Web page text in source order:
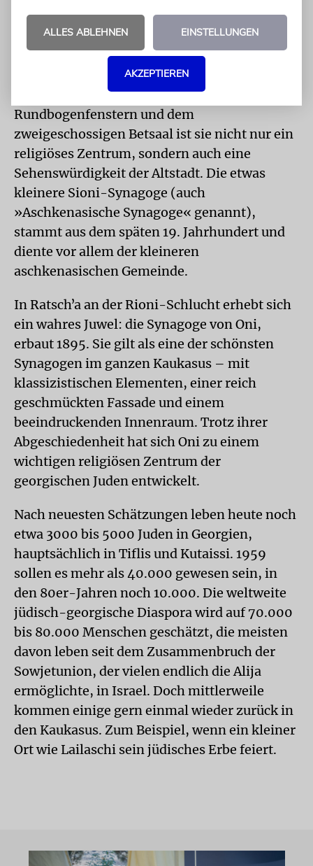
zwei bedeutende Gotteshäuser: die Große
Synagoge von Tiflis an der Kote-Afkhazi-
Straße, errichtet zwischen 1903 und 1910 von
eingewanderten Juden aus Racha im Westen.
Mit ihrer markanten Backsteinfassade, den
Rundbogenfenstern und dem
zweigeschossigen Betsaal ist sie nicht nur ein
religiöses Zentrum, sondern auch eine
Sehenswürdigkeit der Altstadt. Die etwas
kleinere Sioni-Synagoge (auch
»Aschkenasische Synagoge« genannt),
stammt aus dem späten 19. Jahrhundert und
diente vor allem der kleineren
aschkenasischen Gemeinde.
In Ratschʼa an der Rioni-Schlucht erhebt sich
ein wahres Juwel: die Synagoge von Oni,
erbaut 1895. Sie gilt als eine der schönsten
Synagogen im ganzen Kaukasus – mit
klassizistischen Elementen, einer reich
geschmückten Fassade und einem
beeindruckenden Innenraum. Trotz ihrer
Abgeschiedenheit hat sich Oni zu einem
wichtigen religiösen Zentrum der
georgischen Juden entwickelt.
Nach neuesten Schätzungen leben heute noch
etwa 3000 bis 5000 Juden in Georgien,
hauptsächlich in Tiflis und Kutaissi. 1959
sollen es mehr als 40.000 gewesen sein, in
den 80er-Jahren noch 10.000. Die weltweite
jüdisch-georgische Diaspora wird auf 70.000
bis 80.000 Menschen geschätzt, die meisten
davon leben seit dem Zusammenbruch der
Sowjetunion, der vielen endlich die Alija
ermöglichte, in Israel. Doch mittlerweile
kommen einige gern einmal wieder zurück in
den Kaukasus. Zum Beispiel, wenn ein kleiner
Ort wie Lailaschi sein jüdisches Erbe feiert.
ALLES ABLEHNEN EINSTELLUNGEN
AKZEPTIEREN